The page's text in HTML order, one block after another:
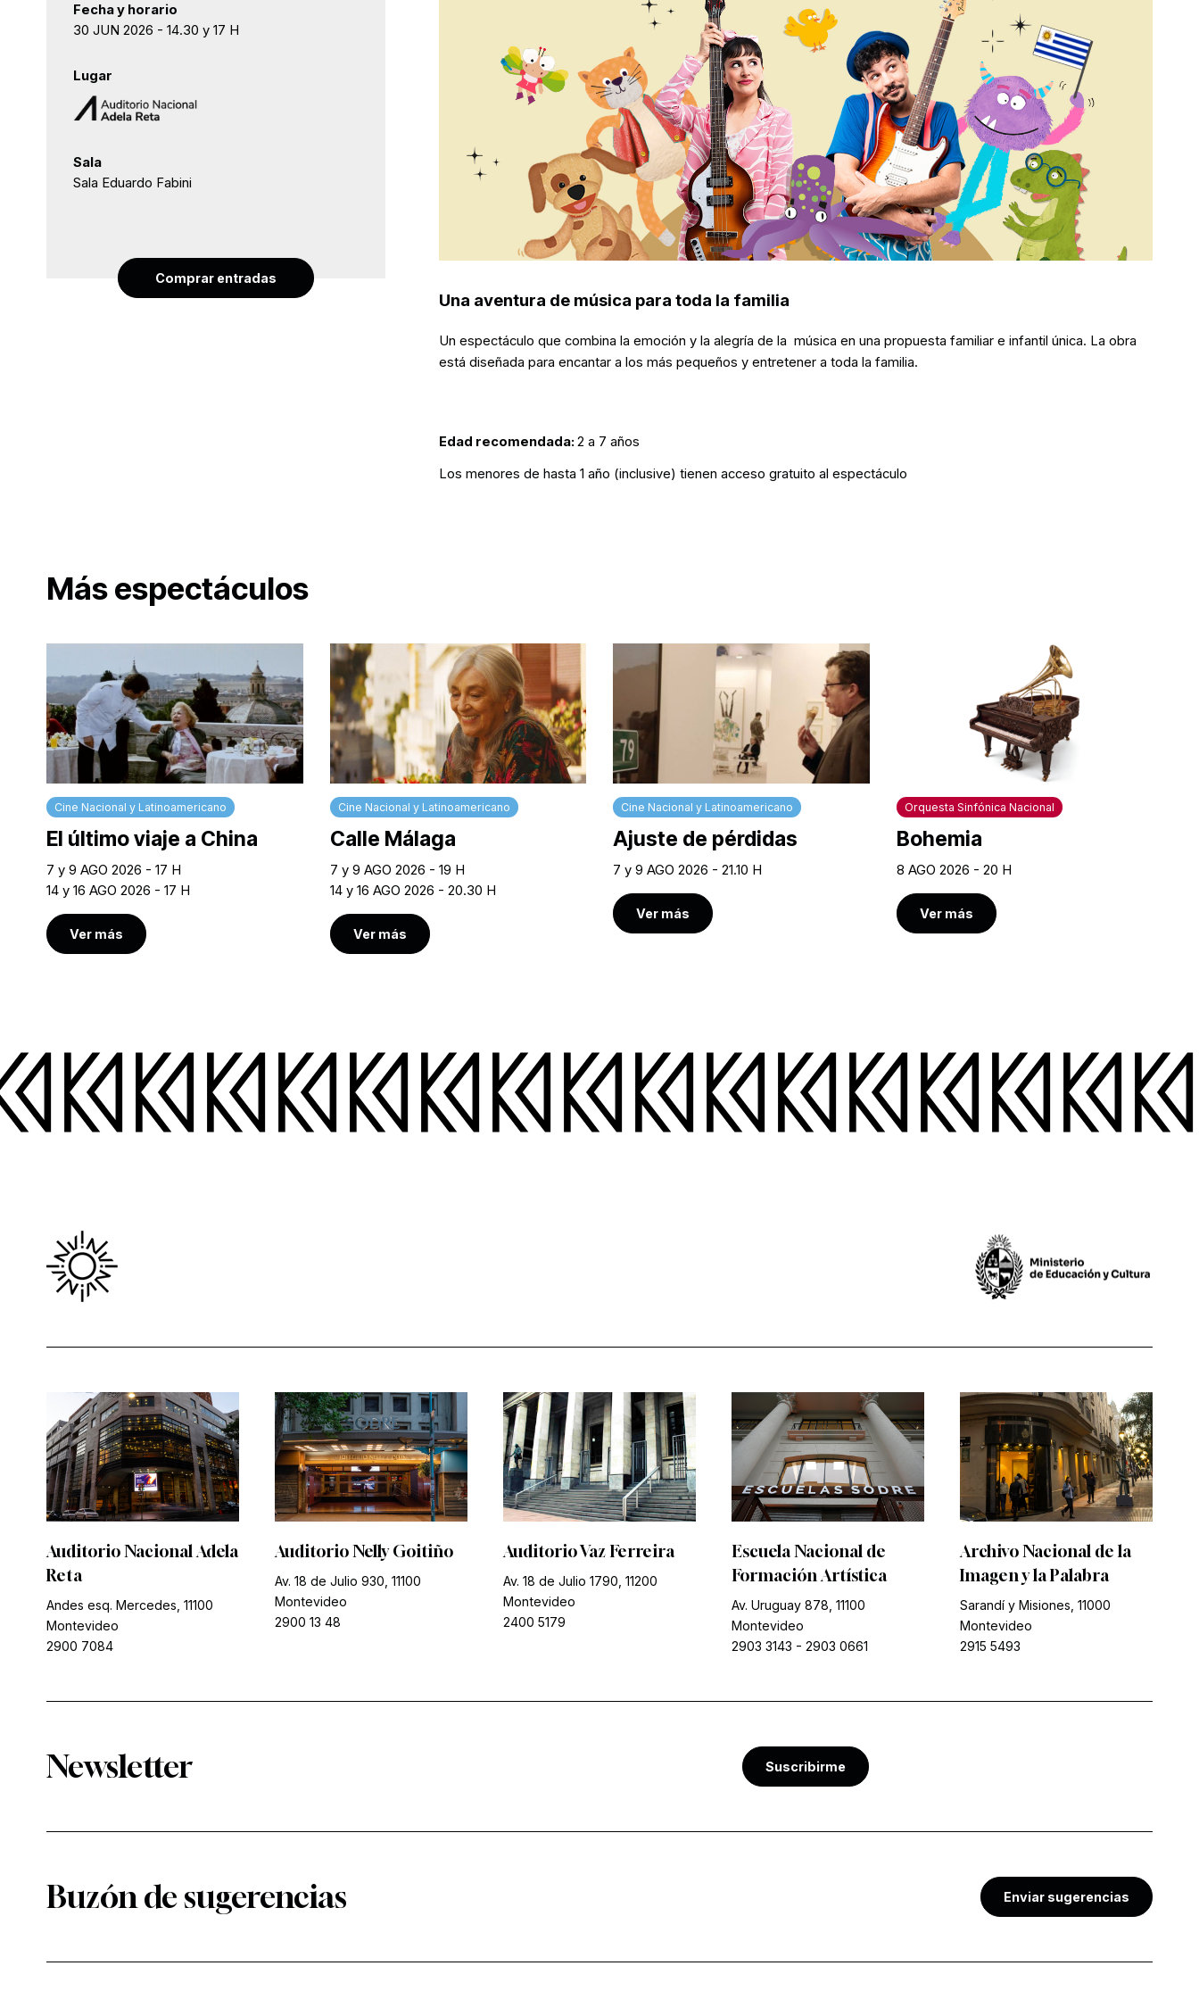
Una aventura de música para toda la familia
Un espectáculo que combina la emoción y la alegría de la música en una propuesta familiar e infantil única. La obra
está diseñada para encantar a los más pequeños y entretener a toda la familia.
Edad recomendada: 2 a 7 años
Los menores de hasta 1 año (inclusive) tienen acceso gratuito al espectáculo
Fecha y horario
30 JUN 2026 - 14.30 y 17 H
Lugar
Sala
Sala Eduardo Fabini
Comprar entradas
Más espectáculos
Cine Nacional y Latinoamericano
El último viaje a China
7 y 9 AGO 2026 - 17 H
14 y 16 AGO 2026 - 17 H
Ver más
Cine Nacional y Latinoamericano
Calle Málaga
7 y 9 AGO 2026 - 19 H
14 y 16 AGO 2026 - 20.30 H
Ver más
Cine Nacional y Latinoamericano
Ajuste de pérdidas
7 y 9 AGO 2026 - 21.10 H
Ver más
Orquesta Sinfónica Nacional
Bohemia
8 AGO 2026 - 20 H
Ver más
Auditorio Nacional Adela
Reta
Andes esq. Mercedes, 11100
Montevideo
2900 7084
Auditorio Nelly Goitiño
Av. 18 de Julio 930, 11100
Montevideo
2900 13 48
Auditorio Vaz Ferreira
Av. 18 de Julio 1790, 11200
Montevideo
2400 5179
Escuela Nacional de
Formación Artística
Av. Uruguay 878, 11100
Montevideo
2903 3143 - 2903 0661
Archivo Nacional de la
Imagen y la Palabra
Sarandí y Misiones, 11000
Montevideo
2915 5493
Newsletter Suscribirme
Buzón de sugerencias Enviar sugerencias